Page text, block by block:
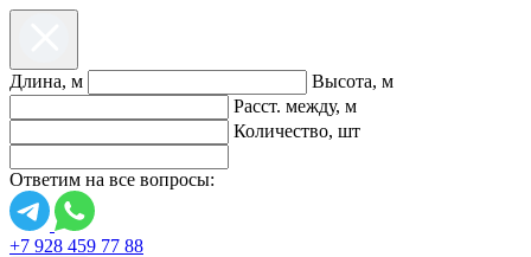
Длина, м
Высота, м
Расст. между, м
Количество, шт
Ответим на все вопросы:
+7 928 459 77 88